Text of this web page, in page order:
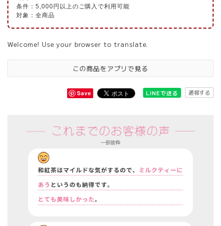
条件：5,000円以上のご購入で利用可能
対象：全商品
Welcome! Use your browser to translate.
この商品をアプリで見る
Save LINEで送る 通報する